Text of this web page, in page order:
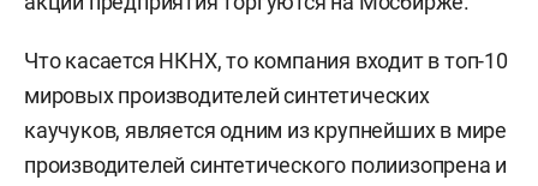
Что касается НКНХ, то компания входит в топ-10
мировых производителей синтетических
каучуков, является одним из крупнейших в мире
производителей синтетического полиизопрена и